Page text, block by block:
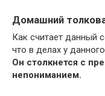
Домашний
Как считает данный
что в делах у
Он столкнется с
непониманием.